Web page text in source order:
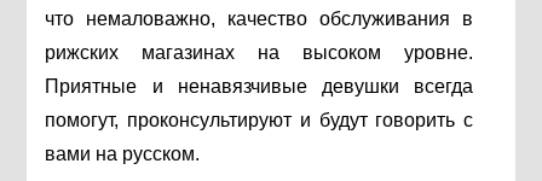
что немаловажно, качество обслуживания в
рижских магазинах на высоком уровне.
Приятные и ненавязчивые девушки всегда
помогут, проконсультируют и будут говорить с
вами на русском.